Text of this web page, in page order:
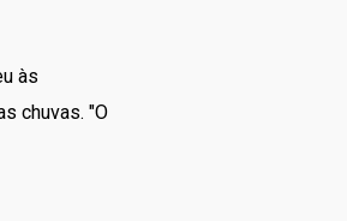
às
chuvas. "O